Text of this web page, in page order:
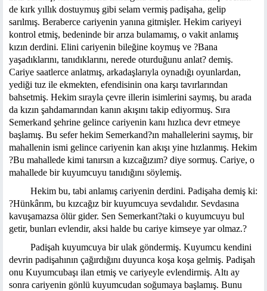
de kırk yıllık dostuymuş gibi selam vermiş padişaha, gelip
sarılmış. Beraberce cariyenin yanına gitmişler. Hekim cariyeyi
kontrol etmiş, bedeninde bir arıza bulamamış, o vakit anlamış
kızın derdini. Elini cariyenin bileğine koymuş ve ?Bana
yaşadıklarını, tanıdıklarını, nerede oturduğunu anlat? demiş.
Cariye saatlerce anlatmış, arkadaşlarıyla oynadığı oyunlardan,
yediği tuz ile ekmekten, efendisinin ona karşı tavırlarından
bahsetmiş. Hekim sırayla çevre illerin isimlerini saymış, bu arada
da kızın şahdamarından kanın akışını takip ediyormuş. Sıra
Semerkand şehrine gelince cariyenin kanı hızlıca devr etmeye
başlamış. Bu sefer hekim Semerkand?ın mahallelerini saymış, bir
mahallenin ismi gelince cariyenin kan akışı yine hızlanmış. Hekim
?Bu mahallede kimi tanırsın a kızcağızım? diye sormuş. Cariye, o
mahallede bir kuyumcuyu tanıdığını söylemiş.
Hekim bu, tabi anlamış cariyenin derdini. Padişaha demiş ki:
?Hünkârım, bu kızcağız bir kuyumcuya sevdalıdır. Sevdasına
kavuşamazsa ölür gider. Sen Semerkant?taki o kuyumcuyu bul
getir, bunları evlendir, aksi halde bu cariye kimseye yar olmaz.?
Padişah kuyumcuya bir ulak göndermiş. Kuyumcu kendini
devrin padişahının çağırdığını duyunca koşa koşa gelmiş. Padişah
onu Kuyumcubaşı ilan etmiş ve cariyeyle evlendirmiş. Altı ay
sonra cariyenin gönlü kuyumcudan soğumaya başlamış. Bunu